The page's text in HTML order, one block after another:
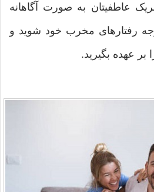
عاطفیتان به صورت آگاهانه
رفتارهای مخرب خود شوید و
بر عهده بگیرید.